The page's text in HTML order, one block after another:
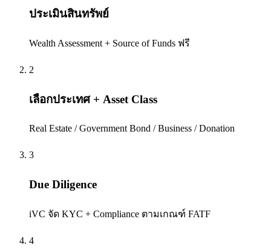
ประเมินสินทรัพย์
Wealth Assessment + Source of Funds ฟรี
2
เลือกประเทศ + Asset Class
Real Estate / Government Bond / Business / Donation
3
Due Diligence
iVC จัด KYC + Compliance ตามเกณฑ์ FATF
4